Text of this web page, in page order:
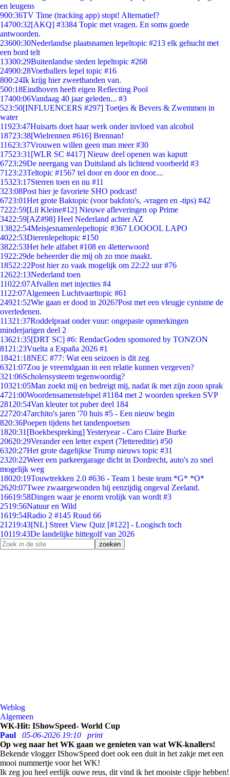
en leugens
900:36TV Time (tracking app) stopt! Alternatief?
14700:32[AKQ] #3384 Topic met vragen. En soms goede
antwoorden.
23600:30Nederlandse plaatsnamen lepeltopic #213 elk gehucht met
een bord telt
13300:29Buitenlandse steden lepeltopic #268
24900:28Voetballers lepel topic #16
800:24Ik krijg hier zweethanden van.
500:18Eindhoven heeft eigen Reflecting Pool
17400:06Vandaag 40 jaar geleden... #3
523:50[INFLUENCERS #297] Toetjes & Bevers & Zwemmen in
water
11923:47Huisarts doet haar werk onder invloed van alcohol
18723:38[Wielrennen #616] Brennan!
11623:37Vrouwen willen geen man meer #30
17523:31 [WLR SC #417] Nieuw deel openen was kaputt
6723:29De neergang van Duitsland als lichtend voorbeeld #3
71 23:23Teltopic #1567 tel door en door en door....
15323:17Sterren toen en nu #11
323:08Post hier je favoriete SHO podcast!
6723:01Het grote Baktopic (voor bakfoto's, -vragen en -tips) #42
7222:59[Lil Kleine#12] Nieuwe afleveringen op Prime
3422:59[AZ#98] Heel Nederland achter AZ
13822:54Meisjesnamenlepeltopic #367 LOOOOL LAPO
4022:53Dierenlepeltopic #150
3822:53Het hele alfabet #108 en 4letterwoord
1922:29de beheerder die mij oh zo moe maakt.
18522:22Post hier zo vaak mogelijk om 22:22 uur #76
12622:13Nederland toen
11022:07Afvallen met injecties #4
11 22:07Algemeen Luchtvaarttopic #61
24921:52Wie gaan er dood in 2026?Post met een vleugje cynisme de
overledenen.
11321:37Roddelpraat onder vuur: ongepaste opmerkingen
minderjarigen deel 2
13621:35[DRT SC] #6: RendacGoden sponsored by TONZON
81 21:23Vuelta a España 2026 #1
18421:18NEC #77: Wat een seizoen is dit zeg
6321:07Zou je vreemdgaan in een relatie kunnen vergeven?
321:06Scholensysteem tegenwoordig?
10321:05Man zoekt mij en bedreigt mij, nadat ik met zijn zoon sprak
4721:00Woordensamenstelspel #1184 met 2 woorden spreken SVP
281 20:54Van kleuter tot puber deel 184
22720:47archito's jaren '70 huis #5 - Een nieuw begin
820:36Poepen tijdens het tandenpoetsen
1820:31 [Boekbespreking] Yesteryear - Caro Claire Burke
20620:29Verander een letter expert (7lettereditie) #50
6320:27Het grote dagelijkse Trump nieuws topic #31
2320:22Weer een parkeergarage dicht in Dordrecht, auto's zo snel
mogelijk weg
18020:19Touwtrekken 2.0 #636 - Team 1 beste team *G* *O*
2620:07Twee zwaargewonden bij eenzijdig ongeval Zeeland.
16619:58Dingen waar je enorm vrolijk van wordt #3
2519:56Natuur en Wild
1619:54Radio 2 #145 Ruud 66
21219:43[NL] Street View Quiz [#122] - Loogisch toch
10119:43De landelijke hittegolf van 2026
Weblog
Algemeen
WK-Hit: IShowSpeed- World Cup
Paul
05-06-2026 19:10
print
Op weg naar het WK gaan we genieten van wat WK-knallers!
Bekende vlogger IShowSpeed doet ook een duit in het zakje met een
mooi nummertje voor het WK!
Ik zeg jou heel eerlijk ouwe reus, dit vind ik het mooiste clipje hebben!